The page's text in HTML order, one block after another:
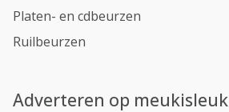
Platen- en cdbeurzen
Ruilbeurzen
Adverteren op meukisleuk